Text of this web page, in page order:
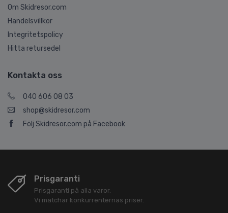
Om Skidresor.com
Handelsvillkor
Integritetspolicy
Hitta retursedel
Kontakta oss
040 606 08 03
shop@skidresor.com
Följ Skidresor.com på Facebook
Prisgaranti
Prisgaranti på alla varor.
Vi matchar konkurrenternas priser.